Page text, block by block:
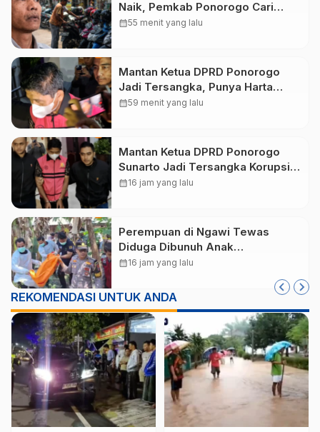
Naik, Pemkab Ponorogo Cari
Jalan Tengah
calendar_month55 menit yang lalu
Mantan Ketua DPRD Ponorogo
Jadi Tersangka, Punya Harta
Rp3,6 Miliar dan Utang Rp1,4
calendar_month59 menit yang lalu
Mantan Ketua DPRD Ponorogo
Sunarto Jadi Tersangka Korupsi
Tunjangan Perumahan
calendar_month16 jam yang lalu
Perempuan di Ngawi Tewas
Diduga Dibunuh Anak
Kandungnya yang mengalami
calendar_month16 jam yang lalu
REKOMENDASI UNTUK ANDA